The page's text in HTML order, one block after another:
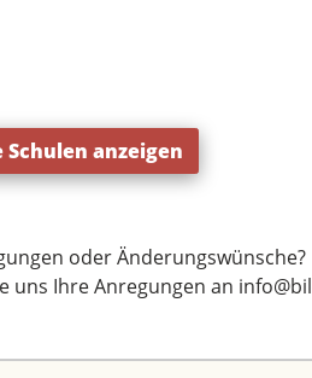
anzeigen
oder Änderungswünsche?
uns Ihre Anregungen an